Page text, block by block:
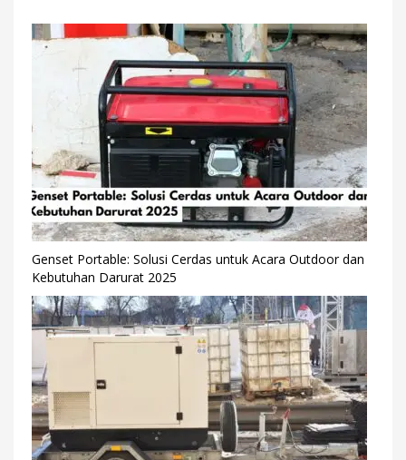
Genset Portable: Solusi Cerdas untuk Acara Outdoor dan
Kebutuhan Darurat 2025